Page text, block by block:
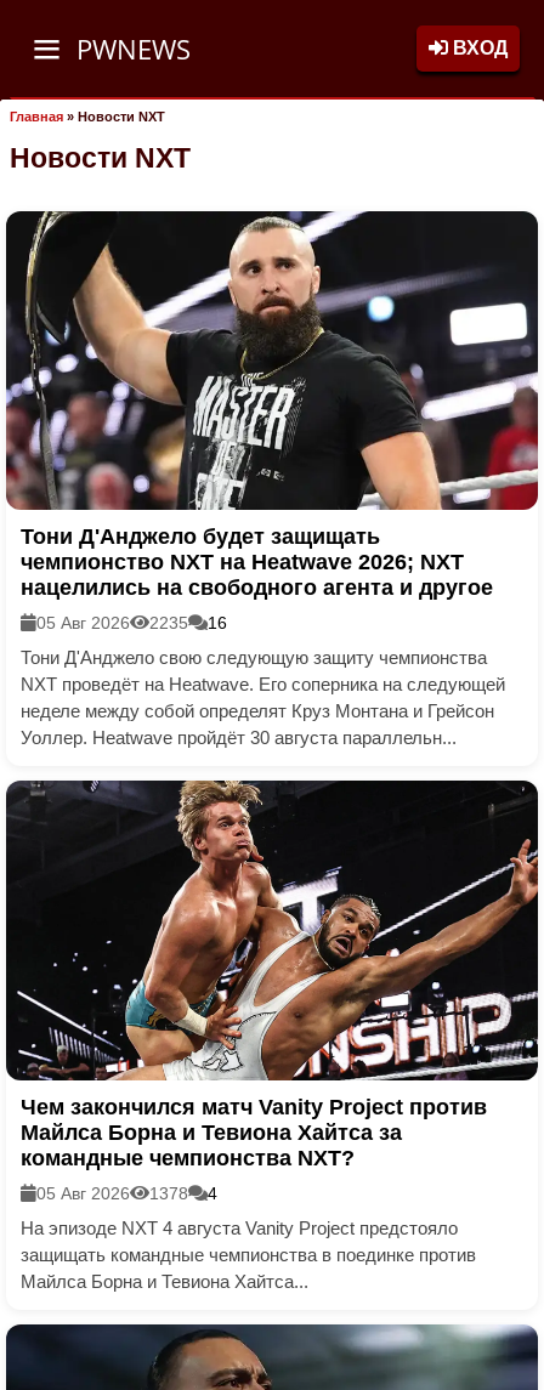
PWNEWS ВХОД
Главная » Новости NXT
Новости NXT
Тони Д'Анджело будет защищать
чемпионство NXT на Heatwave 2026; NXT
нацелились на свободного агента и другое
05 Авг 2026 2235 16
Тони Д'Анджело свою следующую защиту чемпионства
NXT проведёт на Heatwave. Его соперника на следующей
неделе между собой определят Круз Монтана и Грейсон
Уоллер. Heatwave пройдёт 30 августа параллельн...
Чем закончился матч Vanity Project против
Майлса Борна и Тевиона Хайтса за
командные чемпионства NXT?
05 Авг 2026 1378 4
На эпизоде NXT 4 августа Vanity Project предстояло
защищать командные чемпионства в поединке против
Майлса Борна и Тевиона Хайтса...